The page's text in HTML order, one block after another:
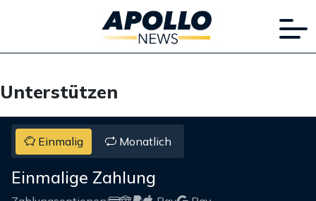
Unterstützen
Einmalig Monatlich
Einmalige Zahlung